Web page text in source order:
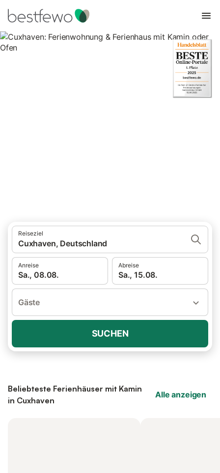
Reiseziel
Cuxhaven, Deutschland
Anreise
Sa., 08.08.
Abreise
Sa., 15.08.
Gäste
SUCHEN
Beliebteste Ferienhäuser mit Kamin
in Cuxhaven
Alle anzeigen